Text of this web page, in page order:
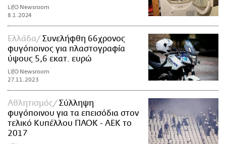
LifO Newsroom
8.1.2024
Ελλάδα
Συνελήφθη 66χρονος
φυγόποινος για πλαστογραφία
ύψους 5,6 εκατ. ευρώ
LifO Newsroom
27.11.2023
Αθλητισμός
Σύλληψη
φυγόποινου για τα επεισόδια στον
τελικό Κυπέλλου ΠΑΟΚ - ΑΕΚ το
2017